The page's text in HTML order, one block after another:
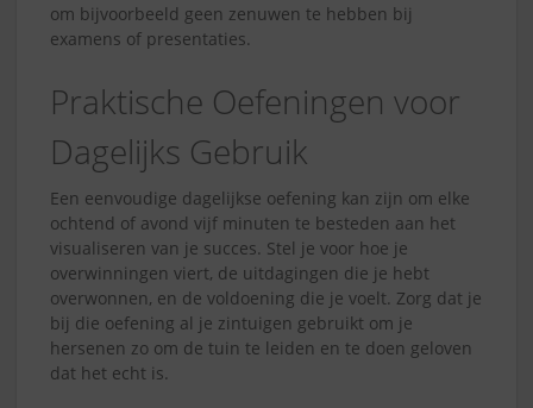
om bijvoorbeeld geen zenuwen te hebben bij
examens of presentaties.
Praktische Oefeningen voor
Dagelijks Gebruik
Een eenvoudige dagelijkse oefening kan zijn om elke
ochtend of avond vijf minuten te besteden aan het
visualiseren van je succes. Stel je voor hoe je
overwinningen viert, de uitdagingen die je hebt
overwonnen, en de voldoening die je voelt. Zorg dat je
bij die oefening al je zintuigen gebruikt om je
hersenen zo om de tuin te leiden en te doen geloven
dat het echt is.